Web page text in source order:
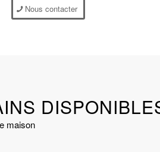
Nous contacter
maison